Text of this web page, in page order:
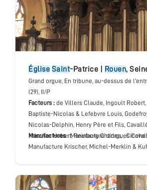
église Saint-Patrice Rouen,
Grand orgue, En tribune, au-dessus de
(29), II/P
Facteurs : de Villers Claude, Ingoult
Baptiste-Nicolas & Lefebvre Louis,
Nicolas-Delphin, Henry Père et Fils,
Krischer Hubert, Reinburg Charles, ,
Manufactures : Manufacture d’orgues
Manufacture Krischer, Michel-Merklin &